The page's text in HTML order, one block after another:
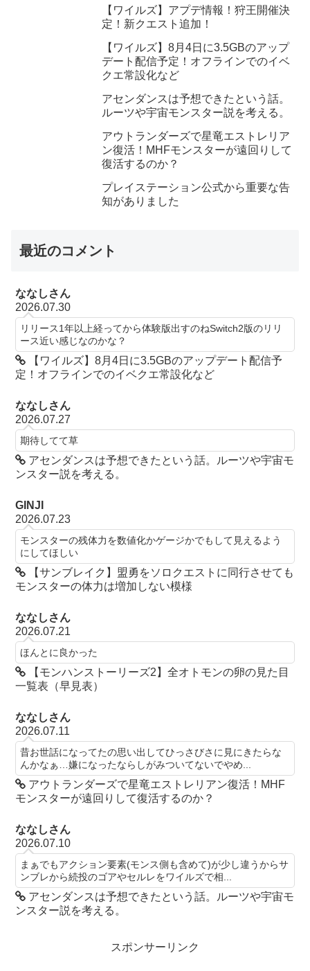
【ワイルズ】アプデ情報！狩王開催決
定！新クエスト追加！
【ワイルズ】8月4日に3.5GBのアップ
デート配信予定！オフラインでのイベ
クエ常設化など
アセンダンスは予想できたという話。
ルーツや宇宙モンスター説を考える。
アウトランダーズで星竜エストレリア
ン復活！MHFモンスターが遠回りして
復活するのか？
プレイステーション公式から重要な告
知がありました
最近のコメント
ななしさん
2026.07.30
リリース1年以上経ってから体験版出すのねSwitch2版のリリ
ース近い感じなのかな？
【ワイルズ】8月4日に3.5GBのアップデート配信予
定！オフラインでのイベクエ常設化など
ななしさん
2026.07.27
期待してて草
アセンダンスは予想できたという話。ルーツや宇宙モ
ンスター説を考える。
GINJI
2026.07.23
モンスターの残体力を数値化かゲージかでもして見えるよう
にしてほしい
【サンブレイク】盟勇をソロクエストに同行させても
モンスターの体力は増加しない模様
ななしさん
2026.07.21
ほんとに良かった
【モンハンストーリーズ2】全オトモンの卵の見た目
一覧表（早見表）
ななしさん
2026.07.11
昔お世話になってたの思い出してひっさびさに見にきたらな
んかなぁ…嫌になったならしがみついてないでやめ...
アウトランダーズで星竜エストレリアン復活！MHF
モンスターが遠回りして復活するのか？
ななしさん
2026.07.10
まぁでもアクション要素(モンス側も含めて)が少し違うからサ
ンブレから続投のゴアやセルレをワイルズで相...
アセンダンスは予想できたという話。ルーツや宇宙モ
ンスター説を考える。
スポンサーリンク